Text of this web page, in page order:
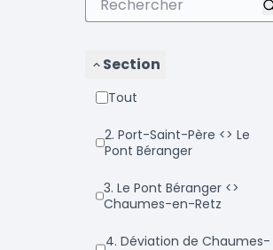
Section
Tout
2. Port-Saint-Père <> Le
Pont Béranger
3. Le Pont Béranger <>
Chaumes-en-Retz
4. Déviation de Chaumes-